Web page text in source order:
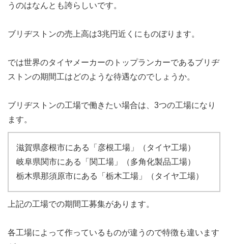
うのはなんとも誇らしいです。
ブリヂストンの売上高は3兆円近くにものぼります。
では世界のタイヤメーカーのトップランカーであるブリヂ
ストンの期間工はどのような待遇なのでしょうか。
ブリヂストンの工場で働きたい場合は、3つの工場になり
ます。
滋賀県彦根市にある「彦根工場」（タイヤ工場）
岐阜県関市にある「関工場」（多角化製品工場）
栃木県那須原市にある「栃木工場」（タイヤ工場）
上記の工場での期間工募集があります。
各工場によって作っているものが違うので特徴も違います